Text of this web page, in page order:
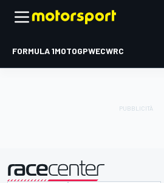
FORMULA 1MOTOGPWECWRC